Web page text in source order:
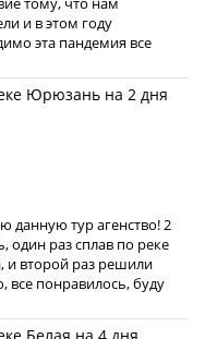
и в этом году
эта пандемия все
данную тур агенство! 2
один раз сплав по реке
и второй раз решили
все понравилось, буду